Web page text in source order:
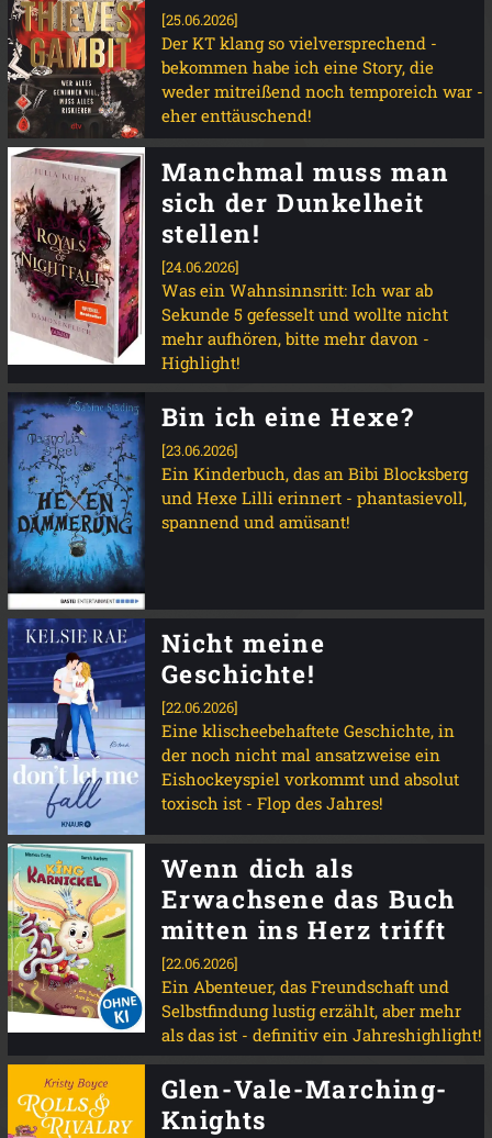
[25.06.2026]
Der KT klang so vielversprechend -
bekommen habe ich eine Story, die
weder mitreißend noch temporeich war -
eher enttäuschend!
Manchmal muss man
sich der Dunkelheit
stellen!
[24.06.2026]
Was ein Wahnsinnsritt: Ich war ab
Sekunde 5 gefesselt und wollte nicht
mehr aufhören, bitte mehr davon -
Highlight!
Bin ich eine Hexe?
[23.06.2026]
Ein Kinderbuch, das an Bibi Blocksberg
und Hexe Lilli erinnert - phantasievoll,
spannend und amüsant!
Nicht meine
Geschichte!
[22.06.2026]
Eine klischeebehaftete Geschichte, in
der noch nicht mal ansatzweise ein
Eishockeyspiel vorkommt und absolut
toxisch ist - Flop des Jahres!
Wenn dich als
Erwachsene das Buch
mitten ins Herz trifft
[22.06.2026]
Ein Abenteuer, das Freundschaft und
Selbstfindung lustig erzählt, aber mehr
als das ist - definitiv ein Jahreshighlight!
Glen-Vale-Marching-
Knights